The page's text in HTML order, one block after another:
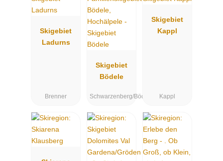
Skigebiet
Ladurns
Brenner
Skigebiet
Bödele
Schwarzenberg/Bödele
Skigebiet
Kappl
Kappl